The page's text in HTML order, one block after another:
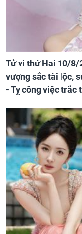
Tử vi thứ Hai 10/8/
vượng sắc tài lộc,
- Tỵ công việc trắc